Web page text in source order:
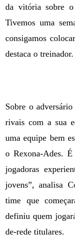
da vitória sobre o
Tivemos uma
consigamos
destaca o treinador.
Sobre o
rivais com a sua
uma equipe bem
o Rexona-Ades.
jogadoras
jovens”, analisa
time que
definiu quem
de-rede titulares.